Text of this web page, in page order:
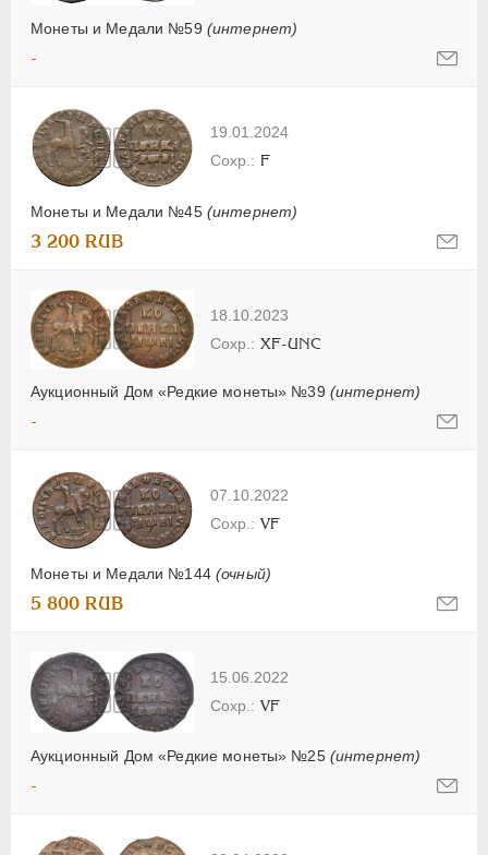
Монеты и Медали №59 (интернет)
-
19.01.2024
Монеты и Медали №45 (интернет)
F
3 200 RUB
18.10.2023
Аукционный Дом «Редкие монеты» №39 (интернет)
XF-UNC
-
07.10.2022
Монеты и Медали №144 (очный)
VF
5 800 RUB
15.06.2022
Аукционный Дом «Редкие монеты» №25 (интернет)
VF
-